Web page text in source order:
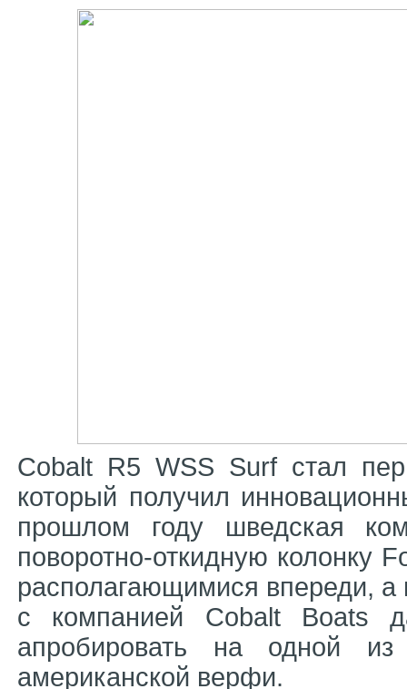
Cobalt R5 WSS Surf стал
который получил
прошлом году шведская
поворотно-откидную колонку
располагающимися впереди,
с компанией Cobalt Boats
апробировать на одной
американской верфи.